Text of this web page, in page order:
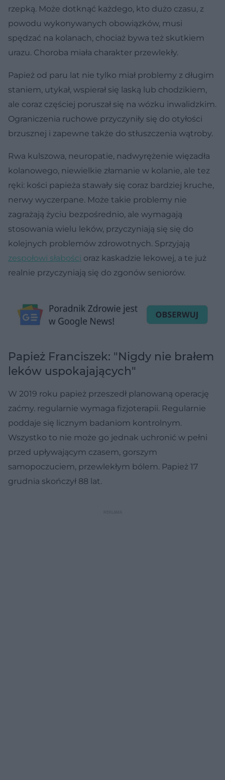
rzepką. Może dotknąć każdego, kto dużo czasu, z
powodu wykonywanych obowiązków, musi
spędzać na kolanach, chociaż bywa też skutkiem
urazu. Choroba miała charakter przewlekły.
Papież od paru lat nie tylko miał problemy z długim
staniem, utykał, wspierał się laską lub chodzikiem,
ale coraz częściej poruszał się na wózku inwalidzkim.
Ograniczenia ruchowe przyczyniły się do otyłości
brzusznej i zapewne także do stłuszczenia wątroby.
Rwa kulszowa, neuropatie, nadwyrężenie więzadła
kolanowego, niewielkie złamanie w kolanie, ale tez
ręki: kości papieża stawały się coraz bardziej kruche,
nerwy wyczerpane. Może takie problemy nie
zagrażają życiu bezpośrednio, ale wymagają
stosowania wielu leków, przyczyniają się się do
kolejnych problemów zdrowotnych. Sprzyjają
zespołowi słabości oraz kaskadzie lekowej, a te już
realnie przyczyniają się do zgonów seniorów.
Papież Franciszek: "Nigdy nie brałem
leków uspokajających"
W 2019 roku papież przeszedł planowaną operację
zaćmy. regularnie wymaga fizjoterapii. Regularnie
poddaje się licznym badaniom kontrolnym.
Wszystko to nie może go jednak uchronić w pełni
przed upływającym czasem, gorszym
samopoczuciem, przewlekłym bólem. Papież 17
grudnia skończył 88 lat.